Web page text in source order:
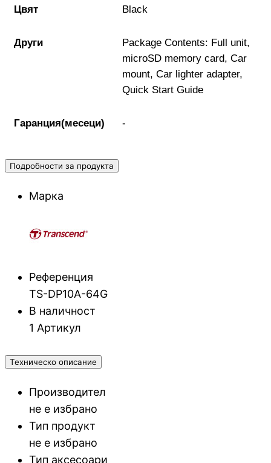
Сървърни
Цвят Black
Други
Package Contents: Full unit,
microSD memory card, Car
mount, Car lighter adapter,
Quick Start Guide
Гаранция(месеци) -
Подробности за продукта
Марка
Референция
TS-DP10A-64G
В наличност
1 Артикул
Техническо описание
Производител
не е избрано
Тип продукт
не е избрано
Тип аксесоари